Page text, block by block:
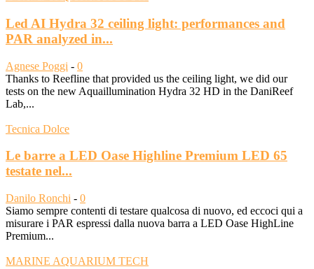
Led AI Hydra 32 ceiling light: performances and
PAR analyzed in...
Agnese Poggi - 0
Thanks to Reefline that provided us the ceiling light, we did our
tests on the new Aquaillumination Hydra 32 HD in the DaniReef
Lab,...
Tecnica Dolce
Le barre a LED Oase Highline Premium LED 65
testate nel...
Danilo Ronchi - 0
Siamo sempre contenti di testare qualcosa di nuovo, ed eccoci qui a
misurare i PAR espressi dalla nuova barra a LED Oase HighLine
Premium...
MARINE AQUARIUM TECH